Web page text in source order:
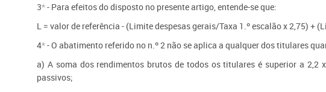
3*- Para efeitos do disposto no presente artigo, entende-se que:
L = valor de referência - (Limite despesas gerais/Taxa 1.º escalão x 2,75) +
4*- O abatimento referido no n.º 2 não se aplica a qualquer dos titulares
a) A soma dos rendimentos brutos de todos os titulares é superior a 2,2
passivos;